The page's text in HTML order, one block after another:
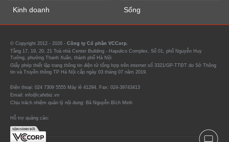
Kinh doanh Sống
© Copyright 2012 - 2026 - Công ty Cổ phần VCCorp.
Tầng 17, 19, 20, 21 Toà nhà Center Building - Hapulico Complex, Số 01, phố Nguyễn Huy
Tưởng, phường Thanh Xuân, thành phố Hà Nội
Giấy phép thiết lập trang thông tin điện tử tổng hợp trên internet số 3321/GP-TTĐT do Sở Thông
tin và Truyền thông TP Hà Nội cấp ngày 03 tháng 07 năm 2019.
Điện thoại: 024 7309 5555 Máy lẻ 41294. Fax: 024-39743413
Email: info@cafebiz.vn
Chịu trách nhiệm quản lý nội dung: Bà Nguyễn Bích Minh
Hỗ trợ quảng cáo: